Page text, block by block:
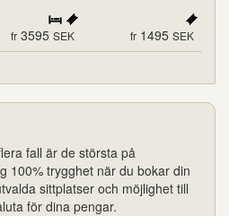
fr 3595 SEK fr 1495 SEK
fall är de största på
100% trygghet när du bokar din
sittplatser och möjlighet till
för dina pengar.